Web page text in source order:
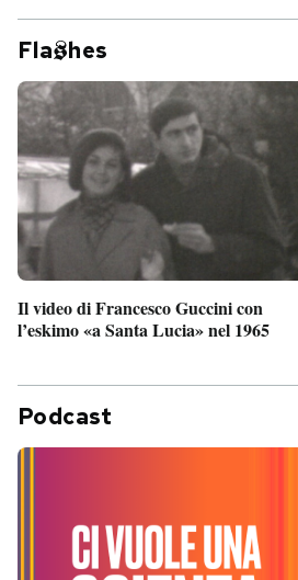
SHOP
CALENDARIO
AREA PERSONALE
Entra
Fla hes
Il video di Francesco Guccini con
l’eskimo «a Santa Lucia» nel 1965
Podcast